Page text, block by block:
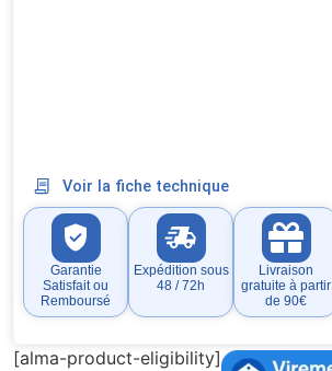
Voir la fiche technique
Garantie
Satisfait ou
Remboursé
Expédition sous
48 / 72h
Livraison
gratuite à partir
de 90€
[alma-product-eligibility]